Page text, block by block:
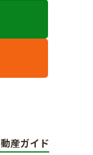
産ガイド